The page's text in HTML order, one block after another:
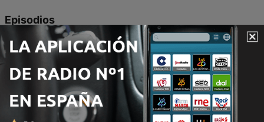
Episodios
542 - Cómo delegar lo que importa - Pasa a la Acción
Este episodio analiza las causas del fracaso al delegar tareas, argumentando que el problema no suele ser la incapacidad de los demás, sino la falta de claridad en las instrucciones. Basándose en el libro Who Not How de Dan Sullivan y Ben Hardy, se presenta una herramienta práctica denominada el Filtro de Impacto. El contenido detalla cómo utilizar esta hoja de una sola página para definir con precisión el qué y el porqué de un proyecto, permitiendo otorgar autonomía sobre el cómo sin caer en la microgestión. El episodio ofrece una guía paso a paso para implementar este método y mejorar la eficiencia tanto en equipos como en la gestión de proyectos personales.
Fri, 7 Aug 2026 05:00:00 +0000
541 -
Pedir ayuda no es debilidad - PowerSkills con
Luis Ramos